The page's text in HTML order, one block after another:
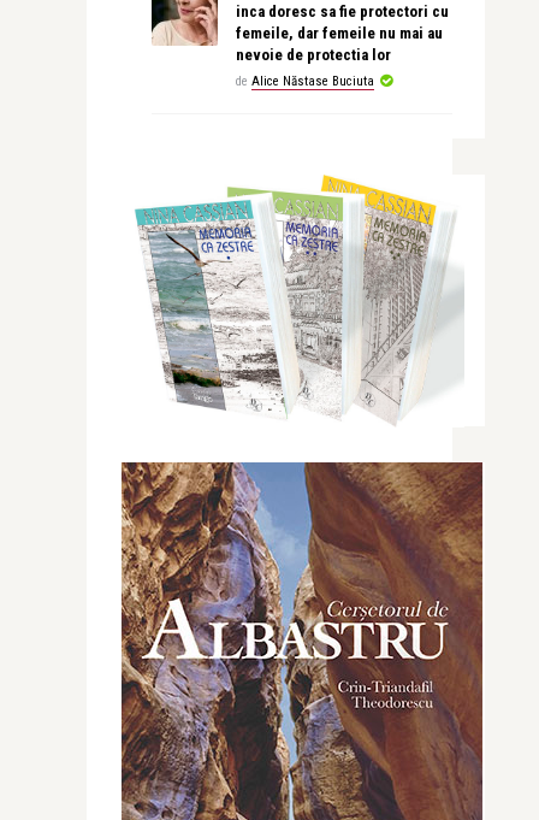
inca doresc sa fie protectori cu
femeile, dar femeile nu mai au
nevoie de protectia lor
de Alice Năstase Buciuta